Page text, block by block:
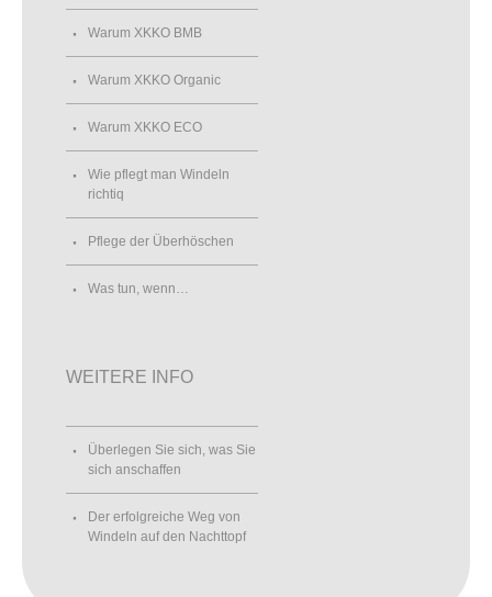
Warum XKKO BMB
Warum XKKO Organic
Warum XKKO ECO
Wie pflegt man Windeln
richtiq
Pflege der Überhöschen
Was tun, wenn…
WEITERE INFO
Überlegen Sie sich, was Sie
sich anschaffen
Der erfolgreiche Weg von
Windeln auf den Nachttopf